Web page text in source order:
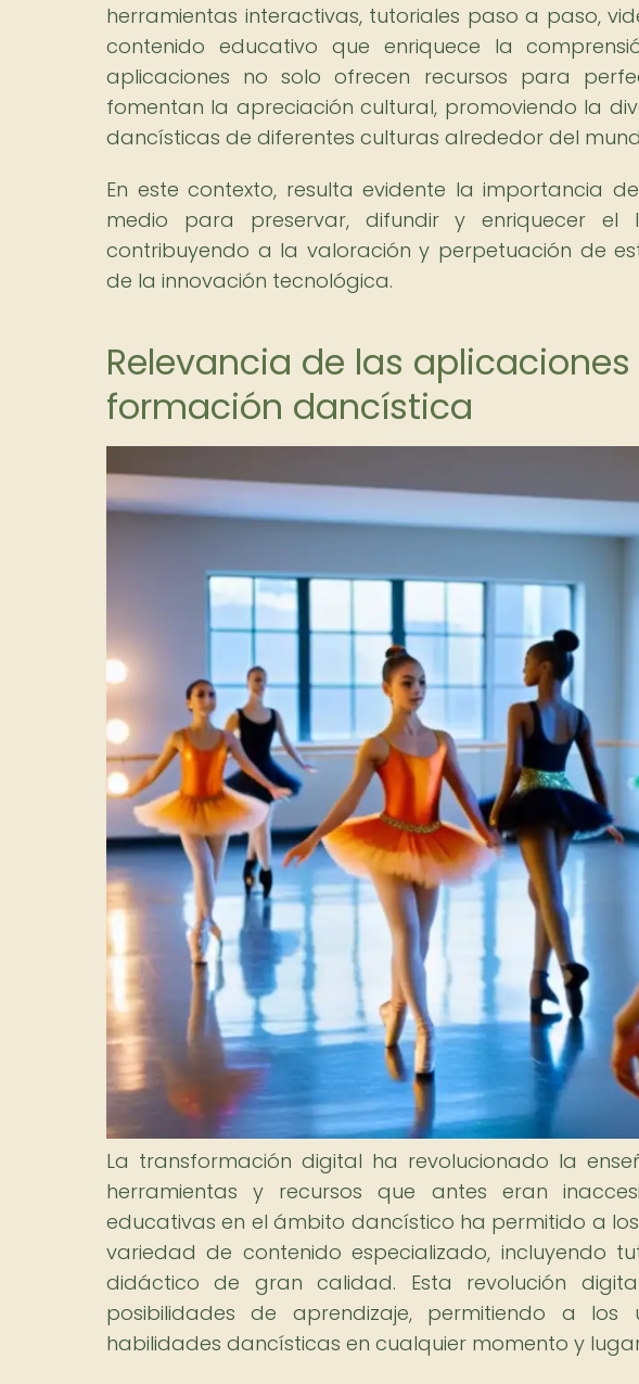
herramientas interactivas, tutoriales paso a paso,
contenido educativo que enriquece la
aplicaciones no solo ofrecen recursos para
fomentan la apreciación cultural, promoviendo la
dancísticas de diferentes culturas alrededor del
En este contexto, resulta evidente la importancia
medio para preservar, difundir y enriquecer el
contribuyendo a la valoración y perpetuación de
de la innovación tecnológica.
Relevancia de las
formación dancística
La transformación digital ha revolucionado la
herramientas y recursos que antes eran
educativas en el ámbito dancístico ha permitido a
variedad de contenido especializado, incluyendo
didáctico de gran calidad. Esta revolución
posibilidades de aprendizaje, permitiendo a los
habilidades dancísticas en cualquier momento y